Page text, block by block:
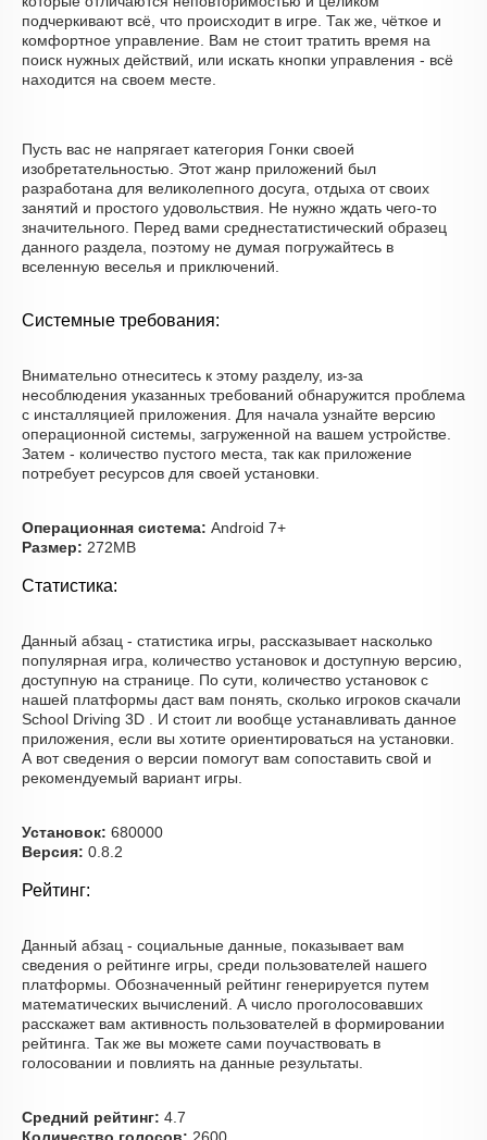
подчеркивают всё, что происходит в игре. Так же, чёткое и
комфортное управление. Вам не стоит тратить время на
поиск нужных действий, или искать кнопки управления - всё
находится на своем месте.
Пусть вас не напрягает категория Гонки своей
изобретательностью. Этот жанр приложений был
разработана для великолепного досуга, отдыха от своих
занятий и простого удовольствия. Не нужно ждать чего-то
значительного. Перед вами среднестатистический образец
данного раздела, поэтому не думая погружайтесь в
вселенную веселья и приключений.
Системные требования:
Внимательно отнеситесь к этому разделу, из-за
несоблюдения указанных требований обнаружится проблема
с инсталляцией приложения. Для начала узнайте версию
операционной системы, загруженной на вашем устройстве.
Затем - количество пустого места, так как приложение
потребует ресурсов для своей установки.
Операционная система: Android 7+
Размер: 272MB
Статистика:
Данный абзац - статистика игры, рассказывает насколько
популярная игра, количество установок и доступную версию,
доступную на странице. По сути, количество установок с
нашей платформы даст вам понять, сколько игроков скачали
School Driving 3D . И стоит ли вообще устанавливать данное
приложения, если вы хотите ориентироваться на установки.
А вот сведения о версии помогут вам сопоставить свой и
рекомендуемый вариант игры.
Установок: 680000
Версия: 0.8.2
Рейтинг:
Данный абзац - социальные данные, показывает вам
сведения о рейтинге игры, среди пользователей нашего
платформы. Обозначенный рейтинг генерируется путем
математических вычислений. А число проголосовавших
расскажет вам активность пользователей в формировании
рейтинга. Так же вы можете сами поучаствовать в
голосовании и повлиять на данные результаты.
Средний рейтинг: 4.7